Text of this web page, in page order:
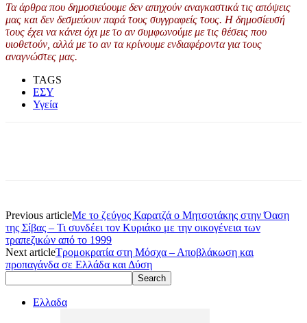
Τα άρθρα που δημοσιεύουμε δεν απηχούν αναγκαστικά τις απόψεις
μας και δεν δεσμεύουν παρά τους συγγραφείς τους. Η δημοσίευσή
τους έχει να κάνει όχι με το αν συμφωνούμε με τις θέσεις που
υιοθετούν, αλλά με το αν τα κρίνουμε ενδιαφέροντα για τους
αναγνώστες μας.
TAGS
ΕΣΥ
Υγεία
Previous articleΜε το ζεύγος Καρατζά ο Μητσοτάκης στην Όαση
της Σίβας – Τι συνδέει τον Κυριάκο με την οικογένεια των
τραπεζικών από το 1999
Next articleΤρομοκρατία στη Μόσχα – Αποβλάκωση και
προπαγάνδα σε Ελλάδα και Δύση
Ελλαδα